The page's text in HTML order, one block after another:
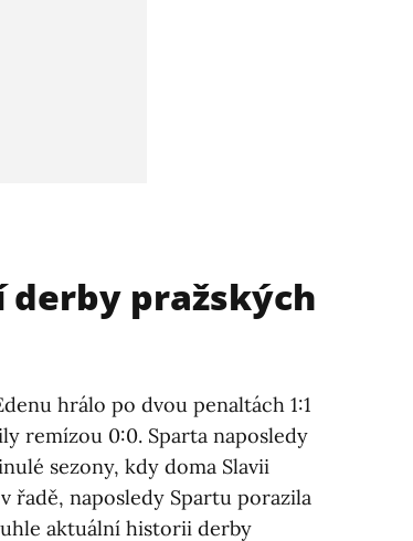
derby pražských
hrálo po dvou penaltách 1:1
remízou 0:0. Sparta naposledy
sezony, kdy doma Slavii
řadě, naposledy Spartu porazila
aktuální historii derby